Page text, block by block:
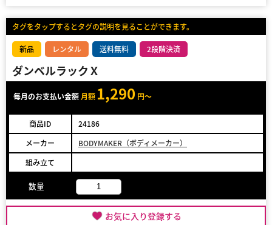
タグをタップするとタグの説明を見ることができます。
新品 レンタル 送料無料 2段階決済
ダンベルラックＸ
毎月のお支払い金額 月額 1,290 円～
商品ID
24186
メーカー
BODYMAKER（ボディメーカー）
組み立て
数量
お気に入り登録する